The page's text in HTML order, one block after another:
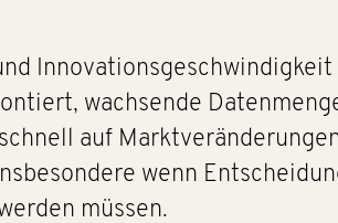
Innovationsgeschwindigkeit
wachsende
auf
wenn
müssen.